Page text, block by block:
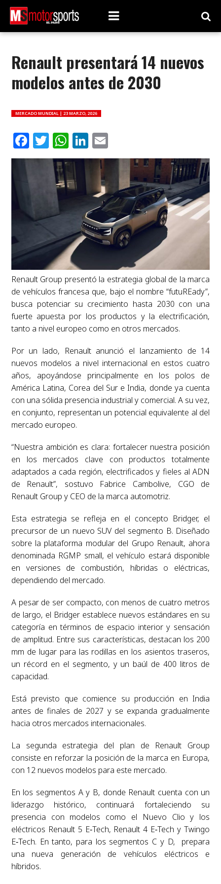
Renault presentará 14 nuevos
modelos antes de 2030
MERCADO MUNDIAL | 23 MARZO, 2026
Facebook
Twitter
WhatsApp
LinkedIn
Email
Renault Group presentó la estrategia global de la marca
de vehículos francesa que, bajo el nombre “futuREady”,
busca potenciar su crecimiento hasta 2030 con una
fuerte apuesta por los productos y la electrificación,
tanto a nivel europeo como en otros mercados.
Por un lado, Renault anunció el lanzamiento de 14
nuevos modelos a nivel internacional en estos cuatro
años, apoyándose principalmente en los polos de
América Latina, Corea del Sur e India, donde ya cuenta
con una sólida presencia industrial y comercial. A su vez,
en conjunto, representan un potencial equivalente al del
mercado europeo.
“Nuestra ambición es clara: fortalecer nuestra posición
en los mercados clave con productos totalmente
adaptados a cada región, electrificados y fieles al ADN
de Renault”, sostuvo Fabrice Cambolive, CGO de
Renault Group y CEO de la marca automotriz.
Esta estrategia se refleja en el concepto Bridger, el
precursor de un nuevo SUV del segmento B. Diseñado
sobre la plataforma modular del Grupo Renault, ahora
denominada RGMP small, el vehículo estará disponible
en versiones de combustión, híbridas o eléctricas,
dependiendo del mercado.
A pesar de ser compacto, con menos de cuatro metros
de largo, el Bridger establece nuevos estándares en su
categoría en términos de espacio interior y sensación
de amplitud. Entre sus características, destacan los 200
mm de lugar para las rodillas en los asientos traseros,
un récord en el segmento, y un baúl de 400 litros de
capacidad.
Está previsto que comience su producción en India
antes de finales de 2027 y se expanda gradualmente
hacia otros mercados internacionales.
La segunda estrategia del plan de Renault Group
consiste en reforzar la posición de la marca en Europa,
con 12 nuevos modelos para este mercado.
En los segmentos A y B, donde Renault cuenta con un
liderazgo histórico, continuará fortaleciendo su
presencia con modelos como el Nuevo Clio y los
eléctricos Renault 5 E‑Tech, Renault 4 E‑Tech y Twingo
E‑Tech. En tanto, para los segmentos C y D, prepara
una nueva generación de vehículos eléctricos e
híbridos.